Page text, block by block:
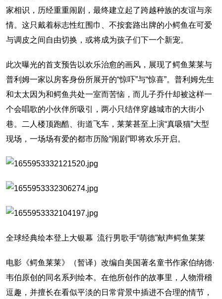
家相识，历经重重闹剧，最终建立起了跨越种族的友谊与亲
情。这只戴着标志性红围巾、不按套路出牌的小鳄鱼在可爱
与调皮之间自由切换，或将成为孩子们下一个新宠。
此次曝光的首支预告以欢乐治愈的画风，展现了鳄鱼莱莱与
普利姆一家以房客身份所展开的“惊吓”与“惊喜”。普利姆先生
和太太因为和鳄鱼共处一室而苦恼，而儿子乔什却被这样一
个会唱歌的小伙伴所吸引，两小只结伴穿越城市的大街小
巷。二人楼顶跑酷、街道飞车，莱莱甚至上演“真吸猫”大型
现场，一场场有爱的都市历险“闹剧”即将欢乐开启。
全球经典绘本登上大银幕 流行男歌手“萌德”献声鳄鱼莱莱
电影《鳄鱼莱莱》（暂译）改编自美国著名童书作家伯纳德·
韦伯原创的同名系列绘本。在他所创作的故事里，人物滑稽
逗趣，并擅长在看似平淡的日常背景中插进不合理的情节，